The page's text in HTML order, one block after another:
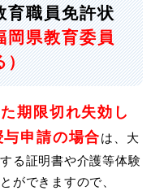
職員免許状
岡県教育委員
）
期限切れ失効し
申請の場合は、大
る証明書や介護等体験
ができますので、